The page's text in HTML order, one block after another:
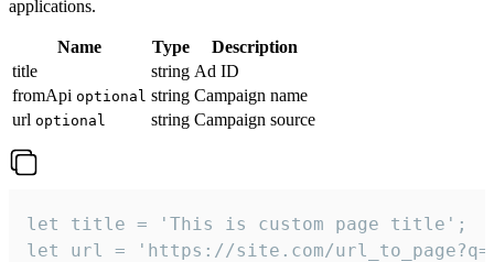
applications.
Name Type
Description
title
string Ad ID
fromApi optional string Campaign name
url optional string Campaign source
let title = 'This is custom page title';
let url = 'https://site.com/